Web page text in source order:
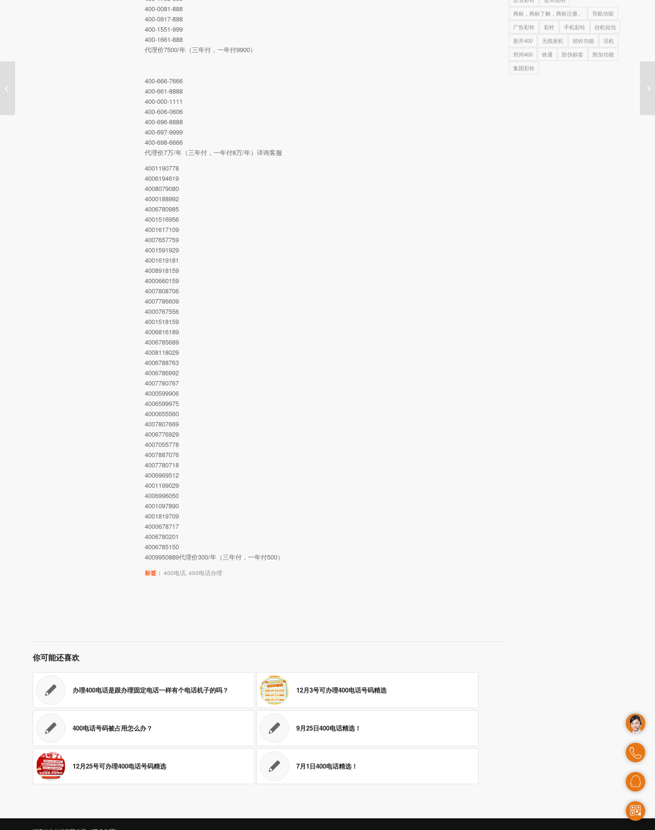
400-0081-888
400-0917-888
400-1551-999
400-1661-888
代理价7500/年（三年付，一年付9900）
400-666-7666
400-661-8888
400-000-1111
400-606-0606
400-696-8888
400-697-9999
400-698-6666
代理价7万/年（三年付，一年付8万/年）详询客服
4001190778
4006194619
4008079080
4000188992
4006780985
4001516956
4001617109
4007657759
4001591929
4001619181
4008918159
4000660159
4007808706
4007786609
4000767556
4001518159
4006816189
4006785689
4008118029
4006788763
4006786992
4007780767
4000599906
4006599975
4000655560
4007807669
4006776929
4007055778
4007887076
4007780718
4006969512
4001199029
4006996050
4001097890
4001819709
4000678717
4006780201
4006785150
4009950889代理价300/年（三年付，一年付500）
标签： 400电话,400电话办理
你可能还喜欢
办理400电话是跟办理固定电话一样有个电话机子的吗？ 12月3号可办理400电话号码精选
400电话号码被占用怎么办？ 9月25日400电话精选！
12月25号可办理400电话号码精选 7月1日400电话精选！
商标，商标了解，商标注册。
导航功能
广告彩铃
彩铃 手机彩铃
挂机短信
新开400
无线座机 炫铃功能
话机
郑州400
铁通 防伪标签
附加功能
集团彩铃